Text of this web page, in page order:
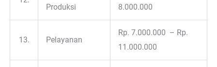
Produksi
8.000.000
13. Pelayanan
Rp. 7.000.000 – Rp.
11.000.000